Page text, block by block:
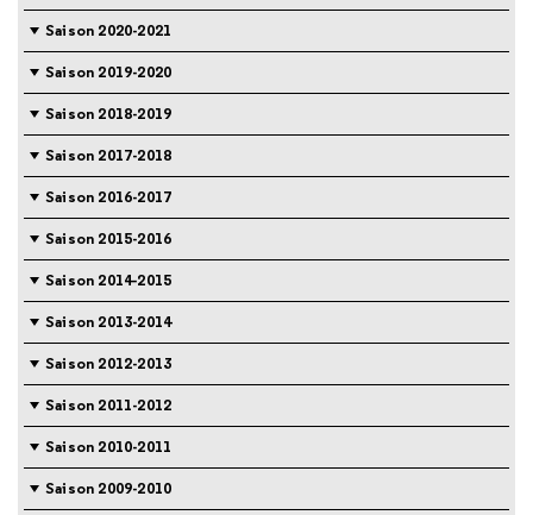
Saison 2020-2021
Saison 2019-2020
Saison 2018-2019
Saison 2017-2018
Saison 2016-2017
Saison 2015-2016
Saison 2014-2015
Saison 2013-2014
Saison 2012-2013
Saison 2011-2012
Saison 2010-2011
Saison 2009-2010